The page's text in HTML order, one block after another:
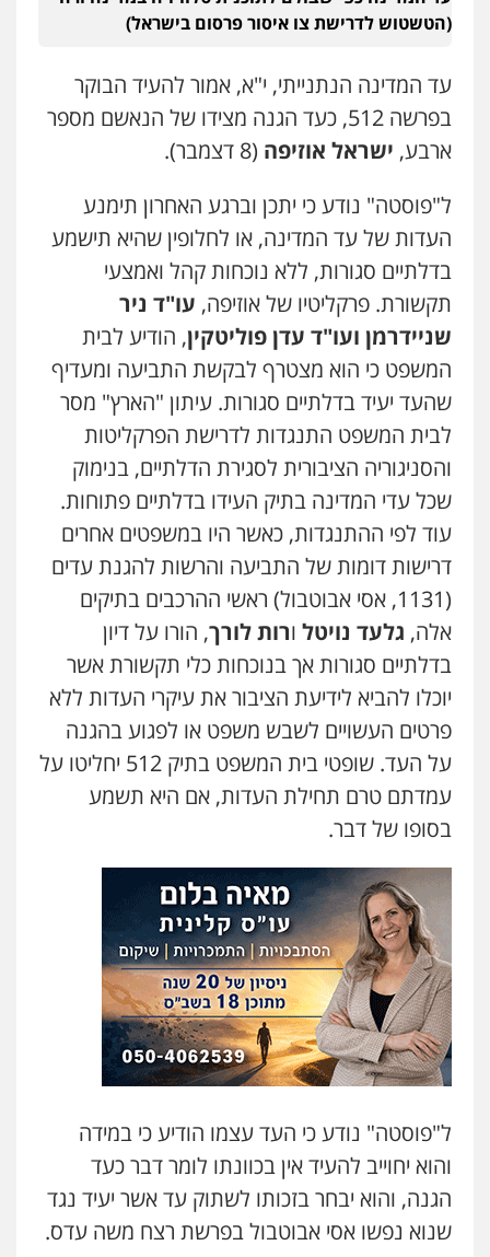
עו"ד אביגדור פלדמן
פלילי אסירים צווארון לבן זכויות אדם
עו"ד נס בן נתן
פלילי כלכלי פשיעה חמורה
אסף כרמונה – עורך דין פלילי
פלילי פשיעה חמורה כלכלי מעצרים
וחקירות
0522540777
עו"ד דניאל דרוביצקי
פלילי משפחה צבאי
0526409925
שחר מנדלמן, שלומציון גבאי מנדלמן
– משרד עורכי דין
פלילי התמחות בייצוג בעבירות מין
0505522334
עו"ד אלינור מתיתיה
צבאי
0526577766
עו"ד עמית רוזנצויג
משפט פלילי דיני תעבורה
0532700200
עו"ד אור בן שאנן
פלילי מעצרים וחקירות
0549199449
עו"ד מוחמד רחאל
פלילי פשיעה חמורה צווארון לבן צבאי
מעצרים וחקירות
0502228917
בר ציון – אוזן משרד עורכי דין
פלילי עבירות תנועה תעבורה פשיעה
חמורה
0505258475
(הטשטוש לדרישת צו איסור פרסום בישראל)
עד המדינה הנתנייתי, י"א, אמור להעיד הבוקר
בפרשה 512, כעד הגנה מצידו של הנאשם מספר
ארבע, ישראל אוזיפה (8 דצמבר).
ל"פוסטה" נודע כי יתכן וברגע האחרון תימנע
העדות של עד המדינה, או לחלופין שהיא תישמע
בדלתיים סגורות, ללא נוכחות קהל ואמצעי
תקשורת. פרקליטיו של אוזיפה, עו"ד ניר
שניידרמן ועו"ד עדן פוליטקין, הודיע לבית
המשפט כי הוא מצטרף לבקשת התביעה ומעדיף
שהעד יעיד בדלתיים סגורות. עיתון "הארץ" מסר
לבית המשפט התנגדות לדרישת הפרקליטות
והסניגוריה הציבורית לסגירת הדלתיים, בנימוק
שכל עדי המדינה בתיק העידו בדלתיים פתוחות.
עוד לפי ההתנגדות, כאשר היו במשפטים אחרים
דרישות דומות של התביעה והרשות להגנת עדים
(1131, אסי אבוטבול) ראשי ההרכבים בתיקים
אלה, גלעד נויטל ורות לורך, הורו על דיון
בדלתיים סגורות אך בנוכחות כלי תקשורת אשר
יוכלו להביא לידיעת הציבור את עיקרי העדות ללא
פרטים העשויים לשבש משפט או לפגוע בהגנה
על העד. שופטי בית המשפט בתיק 512 יחליטו על
עמדתם טרם תחילת העדות, אם היא תשמע
בסופו של דבר.
ל"פוסטה" נודע כי העד עצמו הודיע כי במידה
והוא יחוייב להעיד אין בכוונתו לומר דבר כעד
הגנה, והוא יבחר בזכותו לשתוק עד אשר יעיד נגד
שנוא נפשו אסי אבוטבול בפרשת רצח משה עדס.